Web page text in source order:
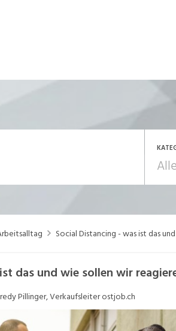
Arbeitsalltag
Bewerbung
Job-Storys
Videos
Social Distancing - was ist das
das und wie sollen wir
Pillinger, Verkaufsleiter ostjob.ch